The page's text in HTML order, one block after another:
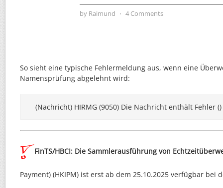
by Raimund ⋅ 4 Comments
So sieht eine typische Fehlermeldung aus, wenn eine
Namensprüfung abgelehnt wird:
(Nachricht) HIRMG (9050) Die Nachricht enthält Fehler
FinTS/HBCI: Die Sammlerausführung von
Payment) (HKIPM) ist erst ab dem 25.10.2025 verfügbar bei